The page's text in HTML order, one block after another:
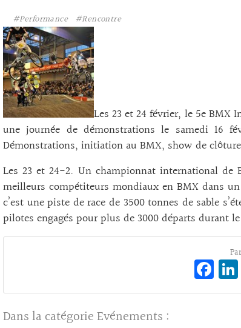
#Performance
#Rencontre
Les 23 et 24 février, le 5e BMX
une journée de démonstrations le samedi 16
Démonstrations, initiation au BMX, show de clôture
Les 23 et 24-2. Un championnat international
meilleurs compétiteurs mondiaux en BMX dans
c’est une piste de race de 3500 tonnes de sable
pilotes engagés pour plus de 3000 départs durant
Fa
ce
Dans la catégorieEvénements :